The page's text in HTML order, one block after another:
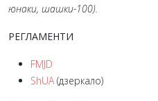
юнаки, шашки-100).
РЕГЛАМЕНТИ
FMJD
ShUA(дзеркало)